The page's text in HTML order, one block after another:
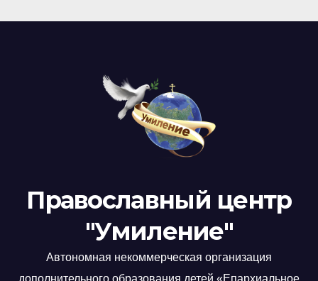
Православный центр
"Умиление"
Автономная некоммерческая организация
дополнительного образования детей «Епархиальное